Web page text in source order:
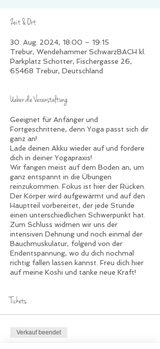
Zeit & Ort
30. Aug. 2024, 18:00 – 19:15
Trebur, Wendehammer SchwarzBACH kl.
Parkplatz Schotter, Fischergasse 26,
65468 Trebur, Deutschland
Ueber die Veranstaltung
Geeignet für Anfänger und
Fortgeschrittene, denn Yoga passt sich dir
ganz an!
Lade deinen Akku wieder auf und fordere
dich in deiner Yogapraxis!
Wir fangen meist auf dem Boden an, um
ganz entspannt in die Übungen
reinzukommen. Fokus ist hier der Rücken.
Der Körper wird aufgewärmt und auf den
Hauptteil vorbereitet, der jede Stunde
einen unterschiedlichen Schwerpunkt hat.
Zum Schluss widmen wir uns der
intensiven Dehnung und noch einmal der
Bauchmuskulatur, folgend von der
Endentspannung, wo du dich nochmal
richtig fallen lassen kannst. Freu dich hier
auf meine Koshi und tanke neue Kraft!
Tickets
Verkauf beendet